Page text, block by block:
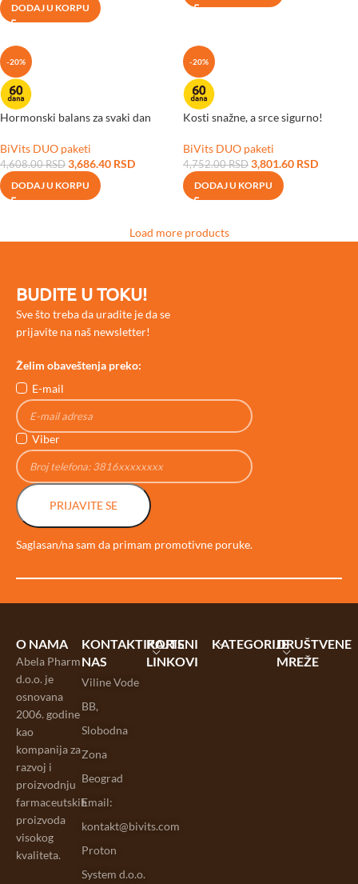
DODAJ U KORPU
-20%
Hormonski balans za svaki dan
BiVits DUO paketi
4,608.00RSD 3,686.40 RSD
DODAJ U KORPU
-20%
Kosti snažne, a srce sigurno!
BiVits DUO paketi
4,752.00RSD 3,801.60 RSD
DODAJ U KORPU
Load more products
BUDITE U TOKU!
Sve što treba da uradite je da se
prijavite na naš newsletter!
Želim obaveštenja preko:
E-mail
Viber
PRIJAVITE SE
Saglasan/na sam da primam promotivne poruke.
O NAMA
Abela Pharm
d.o.o. je
osnovana
2006. godine
kao
kompanija za
razvoj i
proizvodnju
farmaceutskih
proizvoda
visokog
kvaliteta.
KONTAKTIRAJTE
NAS
Viline Vode
BB,
Slobodna
Zona
Beograd
Email:
kontakt@bivits.com
Proton
System d.o.o.
KORISNI
LINKOVI
KATEGORIJEDRUŠTVENE
MREŽE